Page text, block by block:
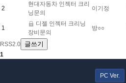
2
현대자동차 인젝터 크리
닝문의
이기정
1
디젤 인젝터 크리닝
장비문의
방○○
RSS2.0 글쓰기
1
PC Ver.